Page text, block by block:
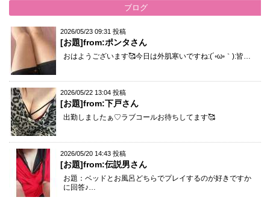
ブログ
2026/05/23 09:31 投稿
[お題]from:ポンタさん
おはようございます🥰今日は外肌寒いですね:(´◦ω◦｀):皆…
2026/05/22 13:04 投稿
[お題]from:下戸さん
出勤しましたぁ♡ラブコールお待ちしてます🥰
2026/05/20 14:43 投稿
[お題]from:伝説男さん
お題：ベッドとお風呂どちらでプレイするのが好きですか
に回答♪…